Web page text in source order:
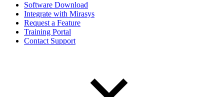
Software Download
Integrate with Mirasys
Request a Feature
Training Portal
Contact Support